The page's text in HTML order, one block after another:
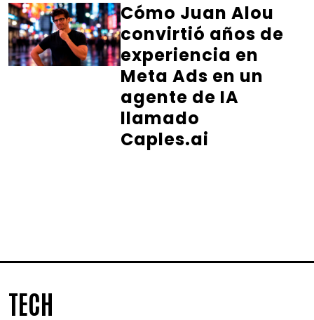
Cómo Juan Alou
convirtió años de
experiencia en
Meta Ads en un
agente de IA
llamado
Caples.ai
TECH